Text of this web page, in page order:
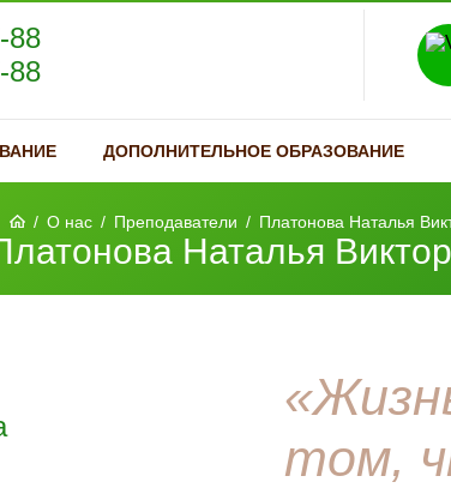
88
88
ДОПОЛНИТЕЛЬНОЕ ОБРАЗОВАНИЕ
/ О нас / Преподаватели / Платонова Наталья
Наталья
том,